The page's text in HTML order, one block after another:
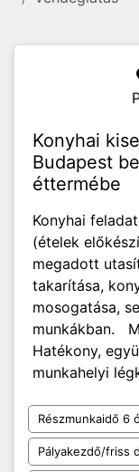
Konyhai
Budapest
éttermébe
Konyhai
(ételek
megadott
takarítása,
mosogatása,
munkákban.
Hatékony,
munkahelyi
Részmunkaidő 6
Pályakezdő/friss